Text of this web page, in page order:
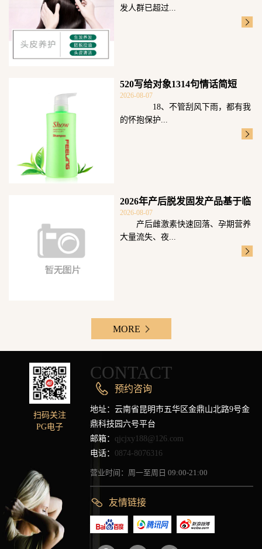
发人群已超过...
520写给对象1314句情话简短
2026-08-07
18、不管刮风下雨，都有我
的怀抱保护...
2026年产后脱发固发产品基于临
床毛囊数
2026-08-07
产后雌激素快速回落、孕期营养
大量流失、夜...
MORE
扫码关注
PG电子
CONTACT
预约咨询
地址：云南省昆明市五华区金鼎山北路9号金
鼎科技园六号平台
邮箱： qjcjxy188@126.com
电话： 0874-8076316
营业时间：周一至周日 09:00-21:00
友情链接